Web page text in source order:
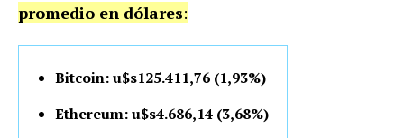
promedio en dólares:
Bitcoin: u$s125.411,76 (1,93%)
Ethereum: u$s4.686,14 (3,68%)